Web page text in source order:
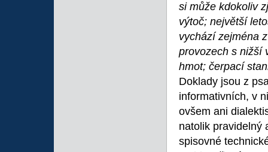
si může kdokoliv
výtoč; největší
vychází zejména
provozech s nižší
hmot; čerpací
Doklady jsou z
informativních, v
ovšem ani
natolik pravidelný
spisovné